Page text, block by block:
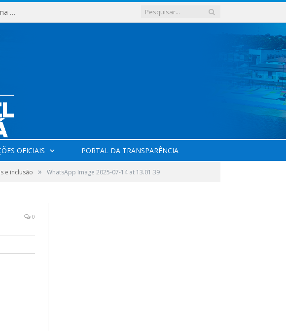
Milhares de fiéis tomam as ruas de São Miguel do Guamá em uma grande celebração de fé na Marcha para Jesus 2026.
OFICIAIS PORTAL DA TRANSPARÊNCIA
e inclusão » WhatsApp Image 2025-07-14 at 13.01.39
0